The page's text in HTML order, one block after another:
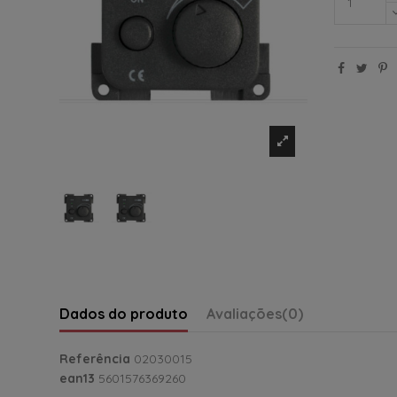
Dados do produto Avaliações(0)
Referência 02030015
ean13 5601576369260